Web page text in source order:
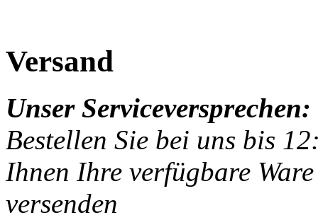
Versand
Unser Serviceversprechen:
Bestellen Sie bei uns bis
Ihnen Ihre verfügbare
versenden